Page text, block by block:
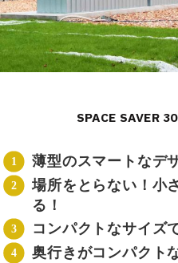
SPACE SAVER
薄型のスマートなデ
場所をとらない！小
る！
コンパクトなサイズ
奥行きがコンパクト